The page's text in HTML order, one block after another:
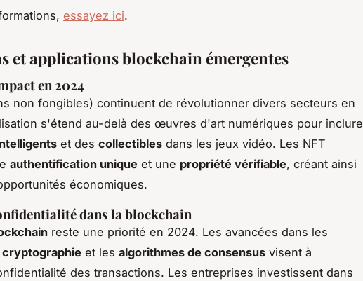
essayez ici.
et applications blockchain émergentes
en 2024
non fongibles) continuent de révolutionner divers secteurs en
s'étend au-delà des œuvres d'art numériques pour inclure
et des collectibles dans les jeux vidéo. Les NFT
authentification unique et une propriété vérifiable, créant ainsi
économiques.
dans la blockchain
reste une priorité en 2024. Les avancées dans les
et les algorithmes de consensus visent à
des transactions. Les entreprises investissent dans